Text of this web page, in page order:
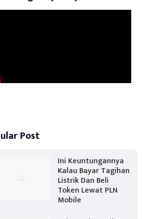
Post
Ini Keuntungannya
Kalau Bayar Tagihan
Listrik Dan Beli
Token Lewat PLN
Mobile